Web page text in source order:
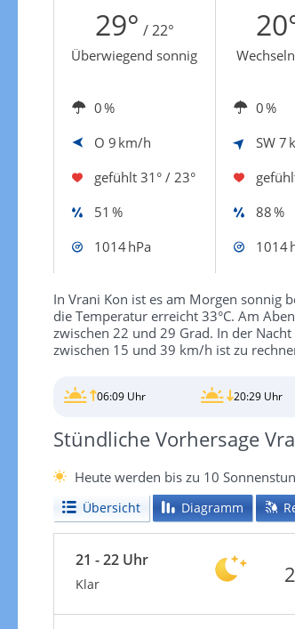
29° / 22°
Überwiegend sonnig
0 % 0 %
O 9 km/h SW 7
gefühlt 31° / 23°
51 %
88 %
1014 hPa
1014
In Vrani Kon ist es am Morgen sonnig
die Temperatur erreicht 33°C. Am
zwischen 22 und 29 Grad. In der
zwischen 15 und 39 km/h ist zu
06:09 Uhr 20:29 Uhr
Stündliche Vorhersage
Heute werden bis zu 10
Übersicht Diagramm
21 - 22 Uhr
Klar